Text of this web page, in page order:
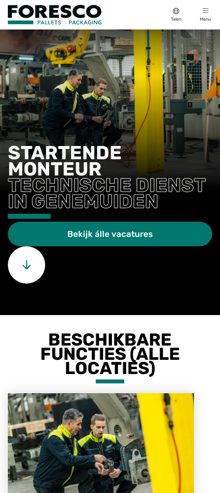
Talen Menu
STARTENDE
MONTEUR
TECHNISCHE DIENST
IN GENEMUIDEN
Bekijk álle vacatures
BESCHIKBARE
FUNCTIES (ALLE
LOCATIES)